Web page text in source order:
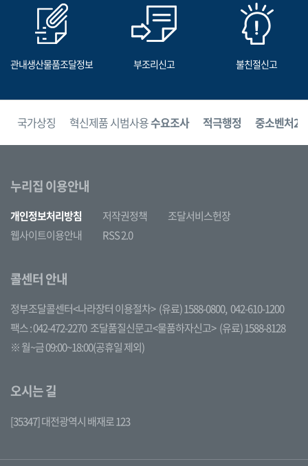
관내생산물품조달정보 부조리신고 불친절신고
국가상징 혁신제품 시범사용수요조사 적극행정 중소벤처24
누리집 이용안내
개인정보처리방침 저작권정책
조달서비스헌장
웹사이트이용안내
RSS 2.0
콜센터 안내
정부조달콜센터<나라장터 이용절차> (유료) 1588-0800, 042-610-1200
팩스 : 042-472-2270 조달품질신문고<물품하자신고> (유료) 1588-8128
※ 월~금 09:00~18:00(공휴일 제외)
오시는 길
[35347] 대전광역시 배재로 123